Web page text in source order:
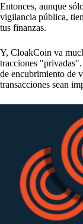
Entonces, aunque
vigilancia pública,
tus finanzas.
Y, CloakCoin va
tracciones
de encubrimiento de
transacciones sean